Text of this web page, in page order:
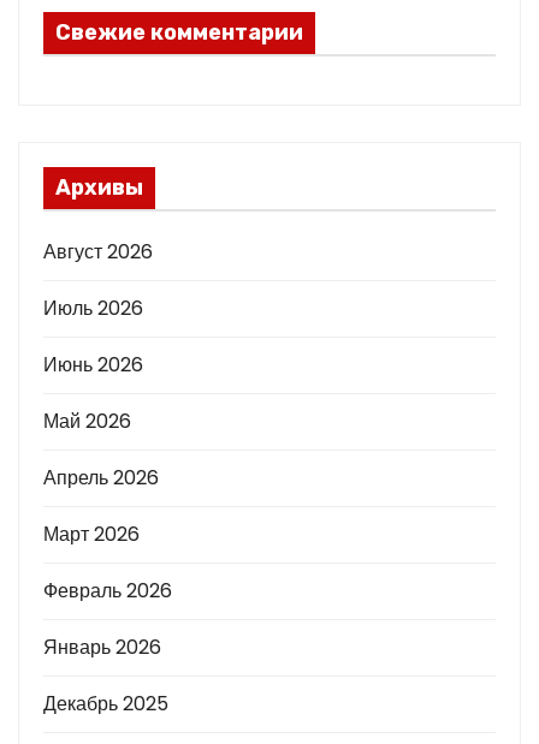
Свежие комментарии
Архивы
Август 2026
Июль 2026
Июнь 2026
Май 2026
Апрель 2026
Март 2026
Февраль 2026
Январь 2026
Декабрь 2025